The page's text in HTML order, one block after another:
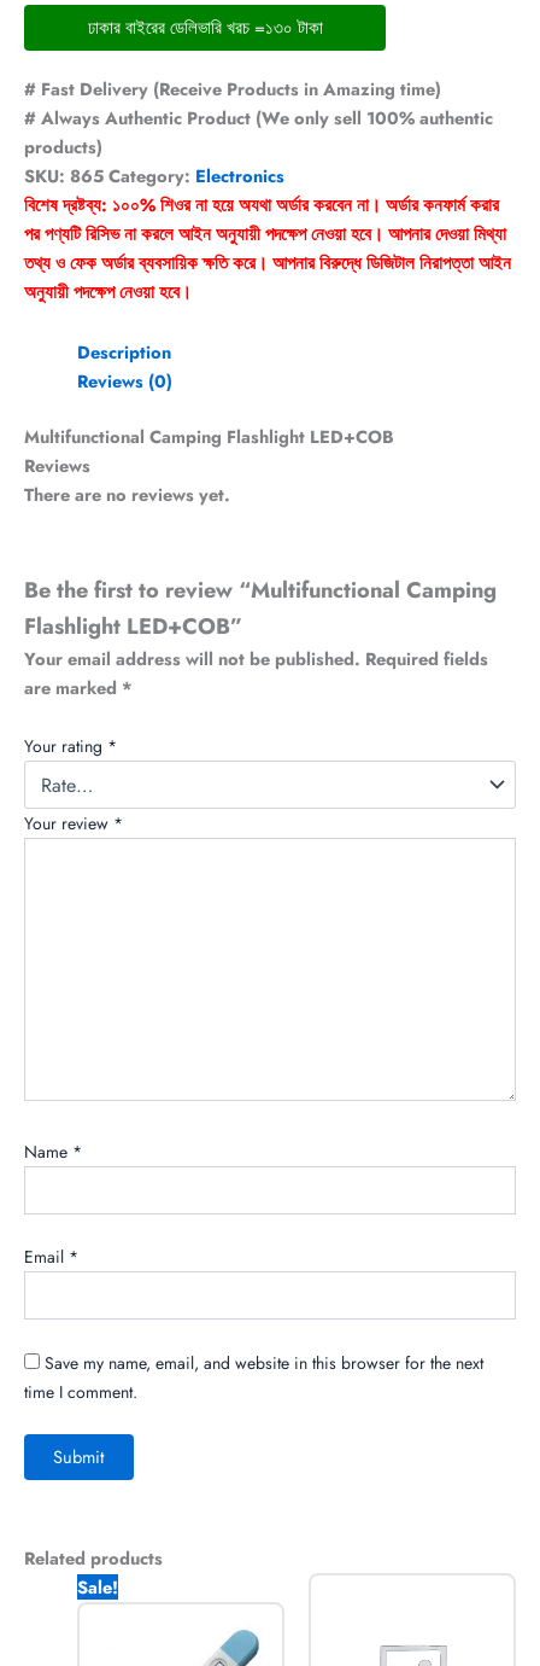
ঢাকার বাইরের ডেলিভারি খরচ =১৩০ টাকা
# Fast Delivery (Receive Products in Amazing time)
# Always Authentic Product (We only sell 100% authentic
products)
SKU: 865Category: Electronics
বিশেষ দ্রষ্টব্য: ১০০% শিওর না হয়ে অযথা অর্ডার করবেন না। অর্ডার কনফার্ম করার
পর পণ্যটি রিসিভ না করলে আইন অনুযায়ী পদক্ষেপ নেওয়া হবে। আপনার দেওয়া মিথ্যা
তথ্য ও ফেক অর্ডার ব্যবসায়িক ক্ষতি করে। আপনার বিরুদ্ধে ডিজিটাল নিরাপত্তা আইন
অনুযায়ী পদক্ষেপ নেওয়া হবে।
Description
Reviews (0)
Multifunctional Camping Flashlight LED+COB
Reviews
There are no reviews yet.
Be the first to review “Multifunctional Camping
Flashlight LED+COB”
Your email address will not be published. Required fields
are marked *
Your rating *
Your review *
Name *
Email *
Save my name, email, and website in this browser for the next
time I comment.
Related products
Sale!
price
200.00৳ .
price
150.00৳ .